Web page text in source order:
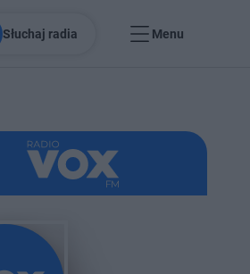
Słuchaj radia Menu